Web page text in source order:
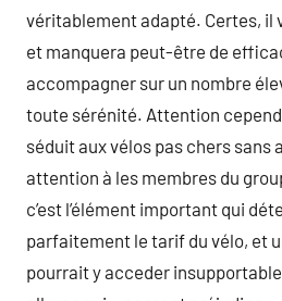
véritablement adapté. Certes, il
et manquera peut-être de
accompagner sur un nombre
toute sérénité. Attention
séduit aux vélos pas chers sans
attention à les membres du
c’est l’élément important qui
parfaitement le tarif du vélo, et
pourrait y acceder